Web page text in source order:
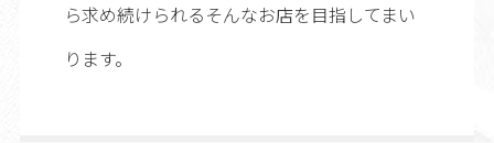
ら求め続けられるそんなお店を目指してまい
ります。